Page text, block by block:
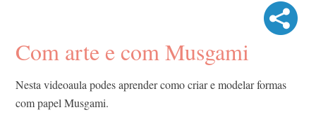
Com arte e com Musgami
Nesta videoaula podes aprender como criar e modelar formas
com papel Musgami.